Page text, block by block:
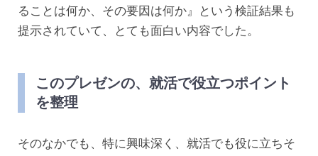
ることは何か、その要因は何か』という検証結果も
提示されていて、とても面白い内容でした。
このプレゼンの、就活で役立つポイント
を整理
そのなかでも、特に興味深く、就活でも役に立ちそ